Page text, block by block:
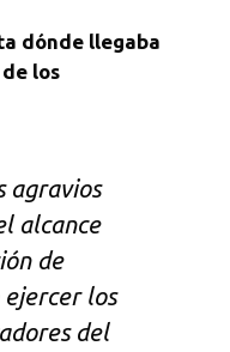
dónde llegaba
los
agravios
alcance
de
los
del